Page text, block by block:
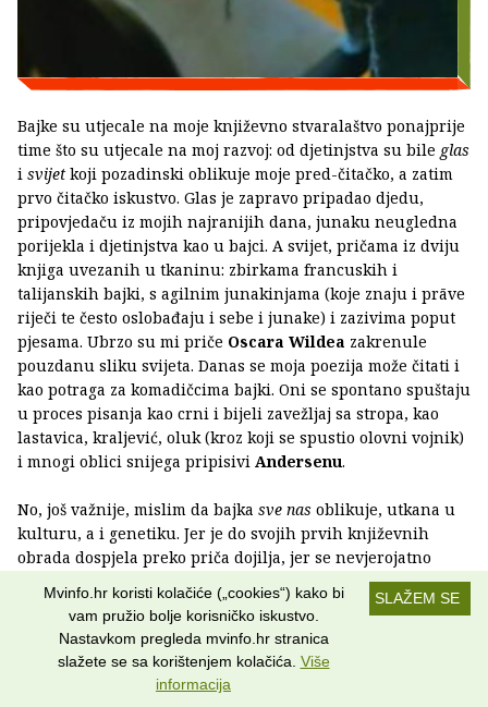
Bajke su utjecale na moje književno stvaralaštvo ponajprije
time što su utjecale na moj razvoj: od djetinjstva su bile glas
i svijet koji pozadinski oblikuje moje pred-čitačko, a zatim
prvo čitačko iskustvo. Glas je zapravo pripadao djedu,
pripovjedaču iz mojih najranijih dana, junaku neugledna
porijekla i djetinjstva kao u bajci. A svijet, pričama iz dviju
knjiga uvezanih u tkaninu: zbirkama francuskih i
talijanskih bajki, s agilnim junakinjama (koje znaju i prāve
riječi te često oslobađaju i sebe i junake) i zazivima poput
pjesama. Ubrzo su mi priče Oscara Wildea zakrenule
pouzdanu sliku svijeta. Danas se moja poezija može čitati i
kao potraga za komadičcima bajki. Oni se spontano spuštaju
u proces pisanja kao crni i bijeli zavežljaj sa stropa, kao
lastavica, kraljević, oluk (kroz koji se spustio olovni vojnik)
i mnogi oblici snijega pripisivi Andersenu.
No, još važnije, mislim da bajka sve nas oblikuje, utkana u
kulturu, a i genetiku. Jer je do svojih prvih književnih
obrada dospjela preko priča dojilja, jer se nevjerojatno
održala i prenosila i opstala u inačicama iz svih krajeva
svijeta koje ne mogu sakriti srodstvo. I unatoč usklađivanju
s modom, retorikom i politikom vremenā, zadržala je
strukturu koja i krije i ne krije istine o strukturi zbilje i
relacijske obrasce njezinih izazova, što znači da je
SLAŽEM SE
Mvinfo.hr koristi kolačiće („cookies“) kako bi
vam pružio bolje korisničko iskustvo.
Nastavkom pregleda mvinfo.hr stranica
slažete se sa korištenjem kolačića. Više
informacija